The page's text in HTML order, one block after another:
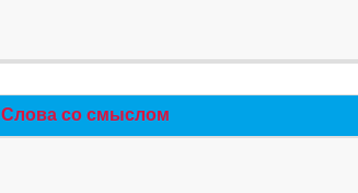
Слова со смыслом